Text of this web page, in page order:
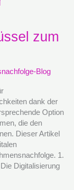
zum
Blog
dank der
Option
die den
Dieser Artikel
1.
Digitalisierung